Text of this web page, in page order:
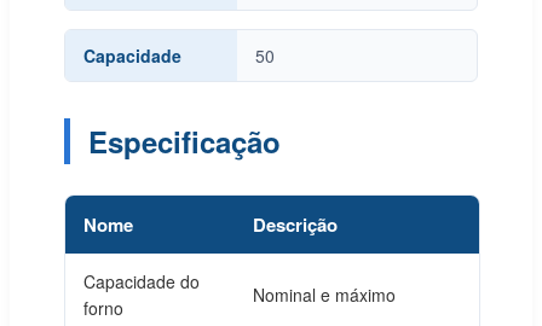
Capacidade 50
Especificação
Nome Descrição
Capacidade do
forno
Nominal e máximo